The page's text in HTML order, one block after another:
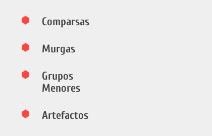
Comparsas
Murgas
Grupos
Menores
Artefactos